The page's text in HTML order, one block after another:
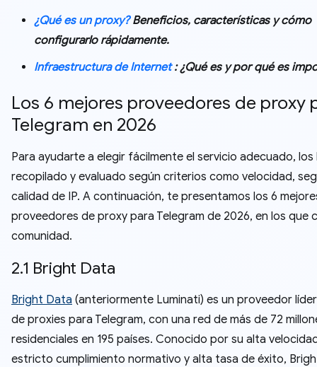
¿Qué es un proxy?Beneficios, características y cómo
configurarlo rápidamente.
Infraestructura de Internet: ¿Qué es y por qué es
Los 6 mejores proveedores de proxy
Telegram en 2026
Para ayudarte a elegir fácilmente el servicio adecuado, los
recopilado y evaluado según criterios como velocidad,
calidad de IP. A continuación, te presentamos los 6
proveedores de proxy para Telegram de 2026, en los que
comunidad.
2.1 Bright Data
Bright Data (anteriormente Luminati) es un proveedor
de proxies para Telegram, con una red de más de 72
residenciales en 195 países. Conocido por su alta
estricto cumplimiento normativo y alta tasa de éxito,